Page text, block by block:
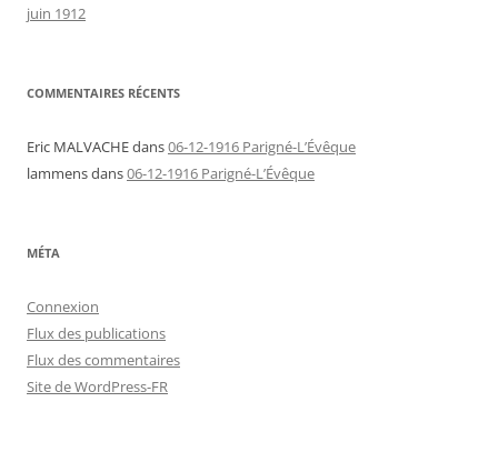
juin 1912
COMMENTAIRES RÉCENTS
Eric MALVACHEdans06-12-1916 Parigné-L’Évêque
lammensdans06-12-1916 Parigné-L’Évêque
MÉTA
Connexion
Flux des publications
Flux des commentaires
Site de WordPress-FR